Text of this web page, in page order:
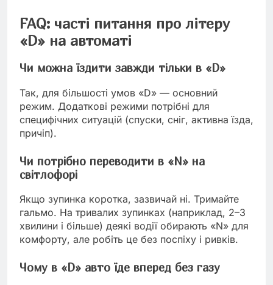
FAQ: часті питання про літеру
«D» на автоматі
Чи можна їздити завжди тільки в «D»
Так, для більшості умов «D» — основний
режим. Додаткові режими потрібні для
специфічних ситуацій (спуски, сніг, активна їзда,
причіп).
Чи потрібно переводити в «N» на
світлофорі
Якщо зупинка коротка, зазвичай ні. Тримайте
гальмо. На тривалих зупинках (наприклад, 2–3
хвилини і більше) деякі водії обирають «N» для
комфорту, але робіть це без поспіху і ривків.
Чому в «D» авто їде вперед без газу